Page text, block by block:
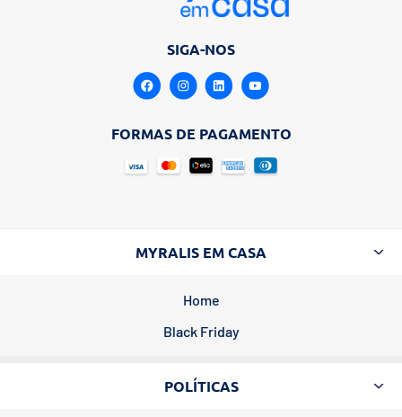
SIGA-NOS
FORMAS DE PAGAMENTO
MYRALIS EM CASA
Home
Black Friday
POLÍTICAS